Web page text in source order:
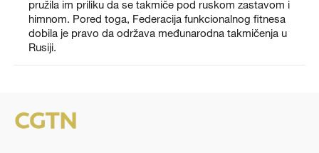
pružila im priliku da se takmiče pod ruskom zastavom i
himnom. Pored toga, Federacija funkcionalnog fitnesa
dobila je pravo da održava međunarodna takmičenja u
Rusiji.